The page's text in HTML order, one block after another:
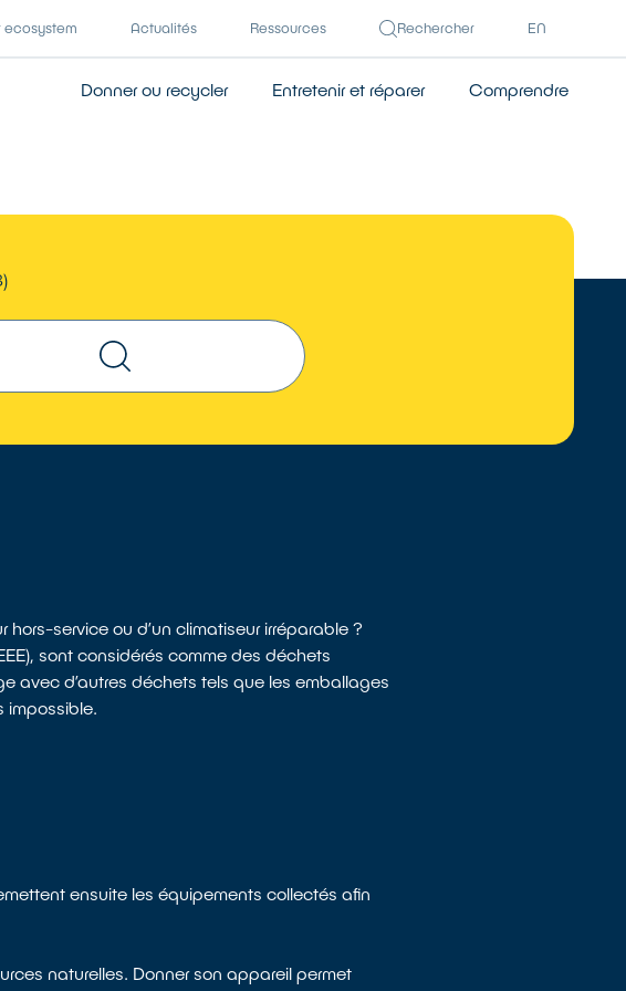
ecosystem Actualités Ressources Rechercher EN
Donner ou recycler Entretenir et réparer Comprendre
service ou d’un climatiseur irréparable ?
sont considérés comme des déchets
avec d’autres déchets tels que les emballages
impossible.
ensuite les équipements collectés afin
naturelles. Donner son appareil permet